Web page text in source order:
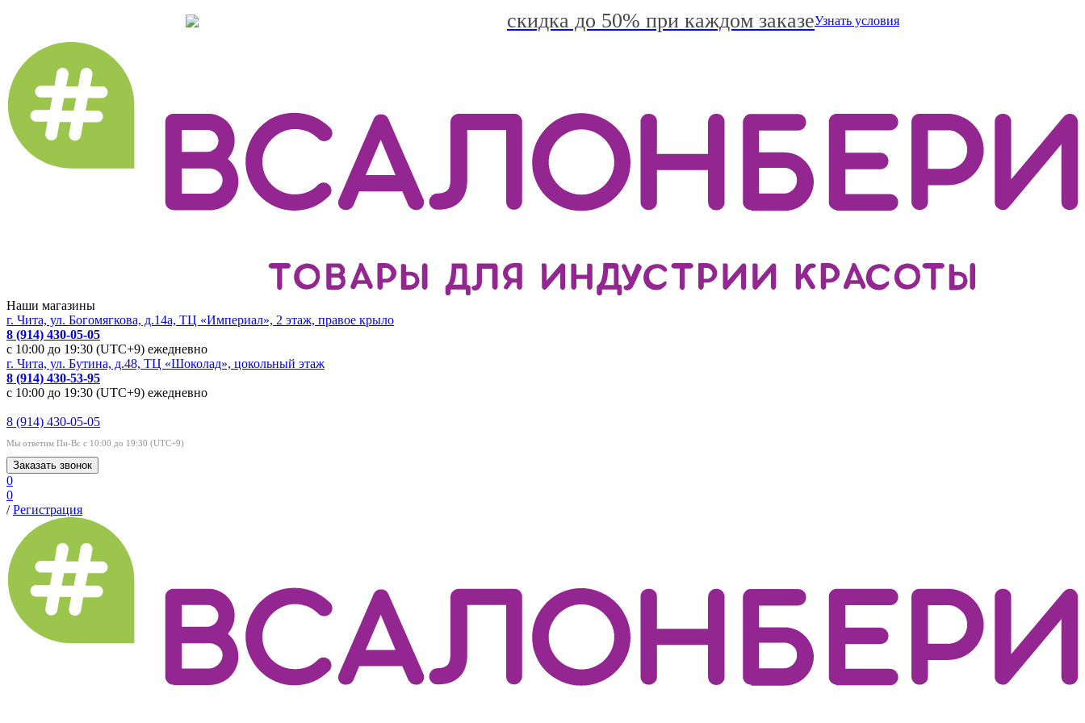
скидка до 50% при каждом заказеУзнать условия
Наши магазины
г. Чита, ул. Богомягкова, д.14а, ТЦ «Империал», 2 этаж, правое крыло
8 (914) 430-05-05
с 10:00 до 19:30 (UTC+9) ежедневно
г. Чита, ул. Бутина, д.48, ТЦ «Шоколад», цокольный этаж
8 (914) 430-53-95
с 10:00 до 19:30 (UTC+9) ежедневно
8 (914) 430-05-05
Мы ответим Пн-Вс с 10:00 до 19:30 (UTC+9)
Заказать звонок
0
0
/ Регистрация